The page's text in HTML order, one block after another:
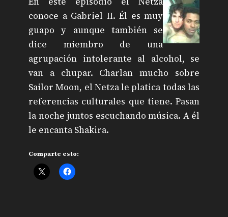
conoce a Gabriel II. Él es muy
guapo y aunque también se
dice miembro de una
agrupación intolerante al alcohol, se
van a chupar. Charlan mucho sobre
Sailor Moon, el Netza le platica todas las
referencias culturales que tiene. Pasan
la noche juntos escuchando música. A él
le encanta Shakira.
Comparte esto: